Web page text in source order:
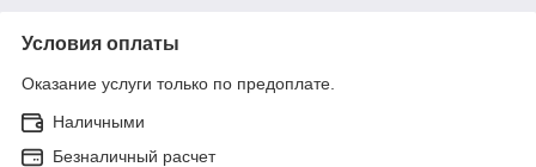
Условия оплаты
Оказание услуги только по предоплате.
Наличными
Безналичный расчет